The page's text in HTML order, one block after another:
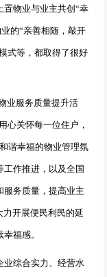
物业与业主共创 “幸
的“亲善相随，敲开
式等，都取得了很好
业服务质量提升活
心关怀每一位住户，
谐幸福的物业管理氛
工作推进，以及全国
服务质量，提高业主
力开展便民利民的延
福感。
业综合实力、经营水